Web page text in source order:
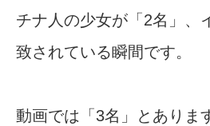
チナ人の少女が「2名」、
致されている瞬間です。
動画では「3名」とありま